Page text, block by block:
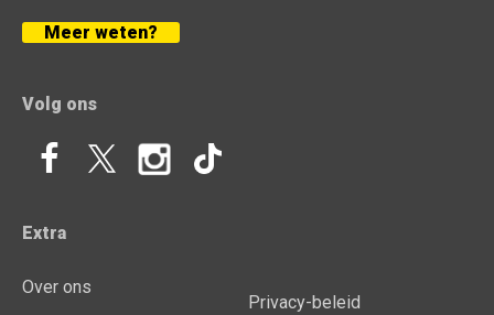
Meer weten?
Volg ons
Extra
Over ons
Privacy-beleid